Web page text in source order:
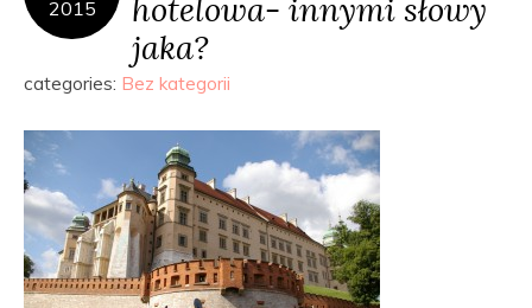
2015
hotelowa- innymi słowy
jaka?
categories: Bez kategorii